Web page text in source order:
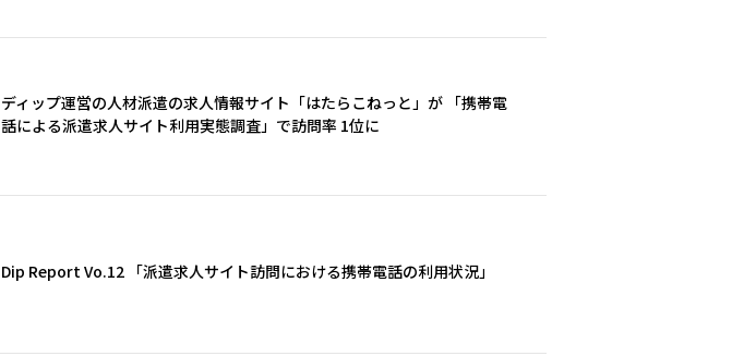
ディップ運営の人材派遣の求人情報サイト「はたらこねっと」が 「携帯電
話による派遣求人サイト利用実態調査」で訪問率 1位に
Dip Report Vo.12 「派遣求人サイト訪問における携帯電話の利用状況」